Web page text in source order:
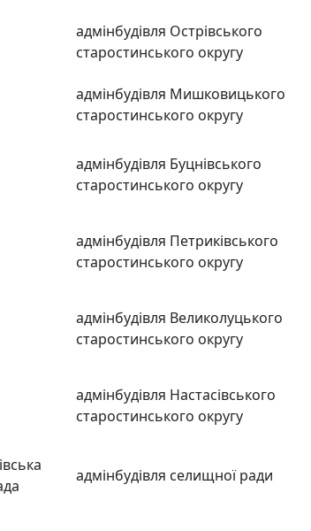
адмінбудівля Острівського
старостинського округу
адмінбудівля Мишковицького
старостинського округу
адмінбудівля Буцнівського
старостинського округу
адмінбудівля Петриківського
старостинського округу
адмінбудівля Великолуцького
старостинського округу
адмінбудівля Настасівського
старостинського округу
адмінбудівля селищної ради